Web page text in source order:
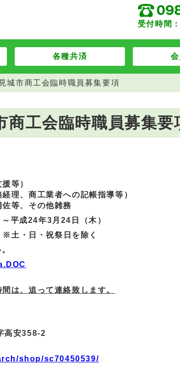
受付時間
各種共済
城市商工会臨時職員募集要項
商工会臨時職員募集要
等）
理、商工業者への記帳指導等）
等、その他雑務
平成24年3月24日（木）
祝祭日を除く
は、追って連絡致します。
安358-2
shop/sc70450539/